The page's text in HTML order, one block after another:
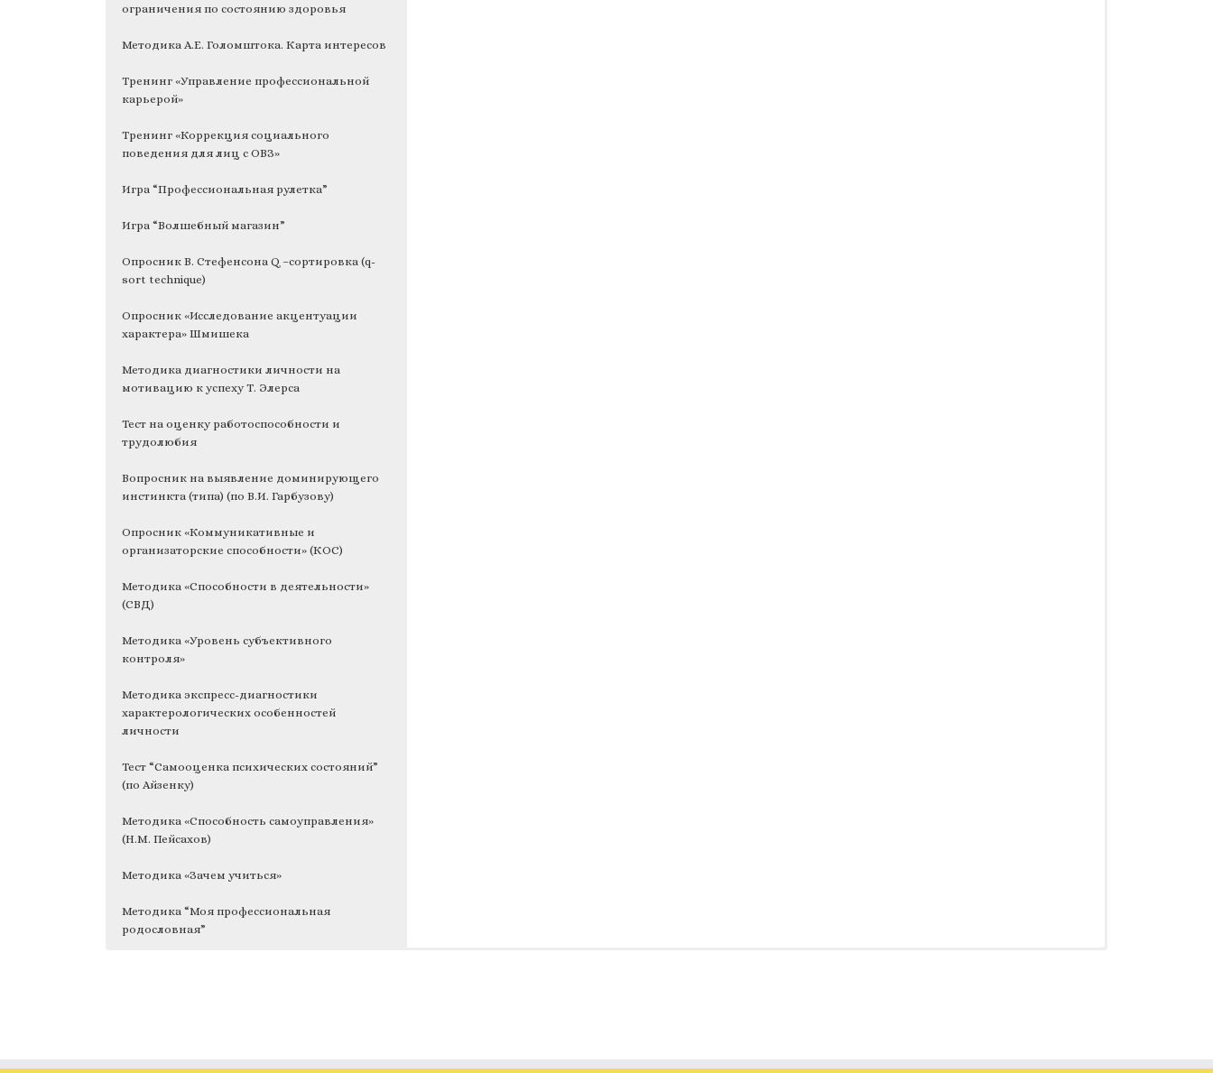
ограничения по состоянию здоровья
Методика А.Е. Голомштока. Карта интересов
Тренинг «Управление профессиональной
карьерой»
Тренинг «Коррекция социального
поведения для лиц с ОВЗ»
Игра “Профессиональная рулетка”
Игра “Волшебный магазин”
Опросник В. Стефенсона Q –сортировка (q-
sort technique)
Опросник «Исследование акцентуации
характера» Шмишека
Методика диагностики личности на
мотивацию к успеху Т. Элерса
Тест на оценку работоспособности и
трудолюбия
Вопросник на выявление доминирующего
инстинкта (типа) (по В.И. Гарбузову)
Опросник «Коммуникативные и
организаторские способности» (КОС)
Методика «Способности в деятельности»
(СВД)
Методика «Уровень субъективного
контроля»
Методика экспресс-диагностики
характерологических особенностей
личности
Тест “Самооценка психических состояний”
(по Айзенку)
Методика «Способность самоуправления»
(Н.М. Пейсахов)
Методика «Зачем учиться»
Методика “Моя профессиональная
родословная”